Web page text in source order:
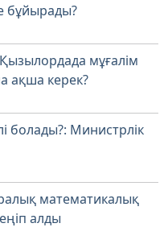
бұйырады?
мұғалім
ақша керек?
болады?: Министрлік
математикалық
алды